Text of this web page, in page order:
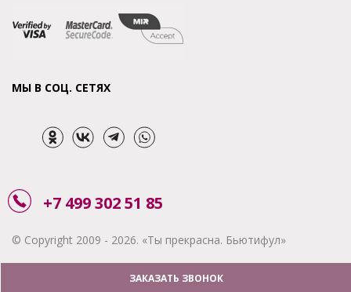
МЫ В СОЦ. СЕТЯХ
+7 499 302 51 85
© Copyright 2009 - 2026. «Ты прекрасна. Бьютифул»
ЗАКАЗАТЬ ЗВОНОК